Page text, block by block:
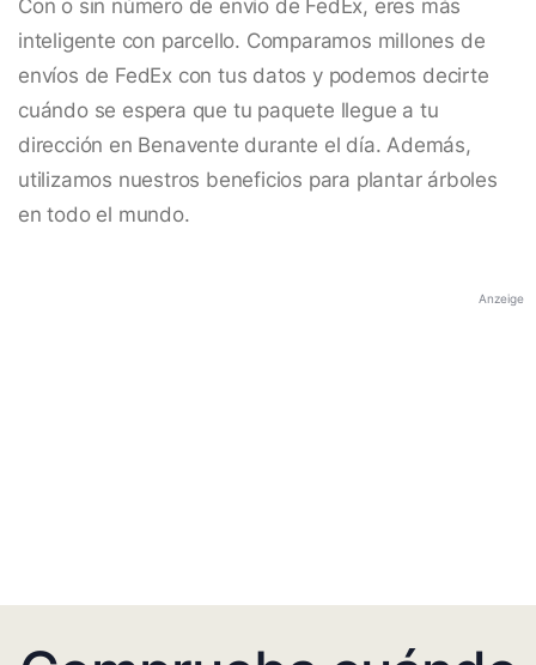
Con o sin número de envío de FedEx, eres más
inteligente con parcello. Comparamos millones de
envíos de FedEx con tus datos y podemos decirte
cuándo se espera que tu paquete llegue a tu
dirección en Benavente durante el día. Además,
utilizamos nuestros beneficios para plantar árboles
en todo el mundo.
Anzeige